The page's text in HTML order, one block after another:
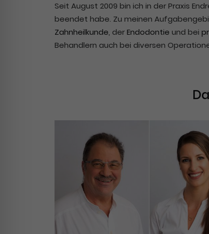
Seit August 2009 bin ich in der Praxis
beendet habe. Zu meinen
Zahnheilkunde, derEndodontie und bei
Behandlern auch bei diversen